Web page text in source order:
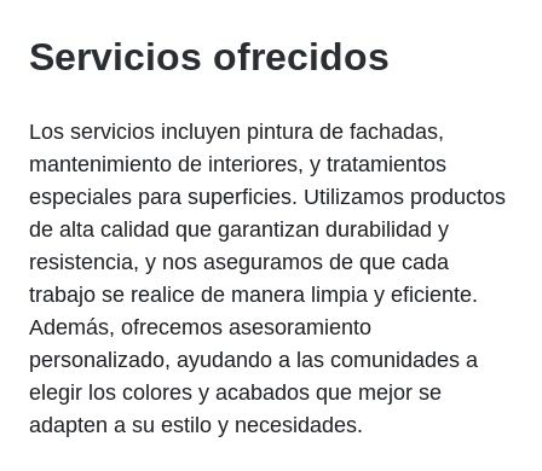
Servicios ofrecidos
Los servicios incluyen pintura de fachadas,
mantenimiento de interiores, y tratamientos
especiales para superficies. Utilizamos productos
de alta calidad que garantizan durabilidad y
resistencia, y nos aseguramos de que cada
trabajo se realice de manera limpia y eficiente.
Además, ofrecemos asesoramiento
personalizado, ayudando a las comunidades a
elegir los colores y acabados que mejor se
adapten a su estilo y necesidades.